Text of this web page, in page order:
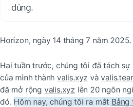
dùng.
Horizon, ngày 14 tháng 7 năm 2025.
Hai tuần trước, chúng tôi đã tách
của mình thành valis.xyz và
đã mở rộng valis.xyz lên 20 ngôn
đó. Hôm nay, chúng tôi ra mắt Bảng